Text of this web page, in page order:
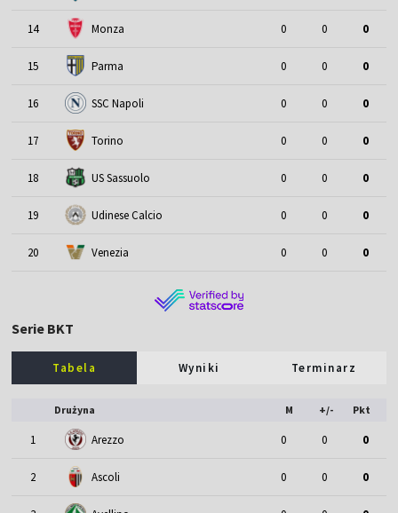
14 Monza 0 0 0
15 Parma 0 0 0
16 SSC Napoli 0 0 0
17 Torino 0 0 0
18 US Sassuolo 0 0 0
19 Udinese Calcio 0 0 0
20 Venezia 0 0 0
Serie BKT
Tabela Wyniki Terminarz
Drużyna M +/- Pkt
1 Arezzo 0 0 0
2 Ascoli 0 0 0